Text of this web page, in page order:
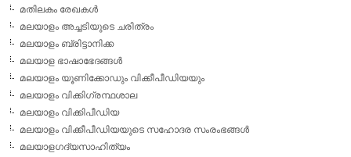
മതിലകം രേഖകള്‍
മലയാളം അച്ചടിയുടെ ചരിത്രം
മലയാളം ബ്രിട്ടാനിക്ക
മലയാള ഭാഷാഭേദങ്ങള്‍
മലയാളം യൂണിക്കോഡും വിക്കീപീഡിയയും
മലയാളം വിക്കിഗ്രന്ഥശാല
മലയാളം വിക്കിപീഡിയ
മലയാളം വിക്കീപീഡിയയുടെ സഹോദര സംരംഭങ്ങള്‍
മലയാളഗദ്യസാഹിത്യം